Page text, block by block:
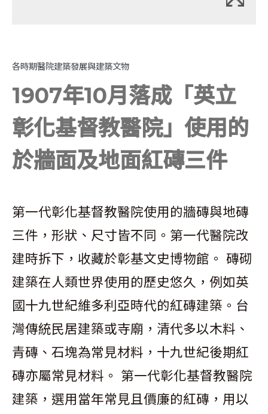
各時期醫院建築發展與建築文物
1907年10月落成「英立
彰化基督教醫院」使用的
於牆面及地面紅磚三件
第一代彰化基督教醫院使用的牆磚與地磚
三件，形狀、尺寸皆不同。第一代醫院改
建時拆下，收藏於彰基文史博物館。 磚砌
建築在人類世界使用的歷史悠久，例如英
國十九世紀維多利亞時代的紅磚建築。台
灣傳統民居建築或寺廟，清代多以木料、
青磚、石塊為常見材料，十九世紀後期紅
磚亦屬常見材料。 第一代彰化基督教醫院
建築，選用當年常見且價廉的紅磚，用以